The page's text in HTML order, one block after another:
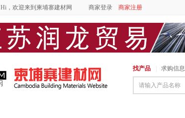
Hi，欢迎来到柬埔寨建材网 商家登录 商家注册
找产品 求购信息
请输入产品名称